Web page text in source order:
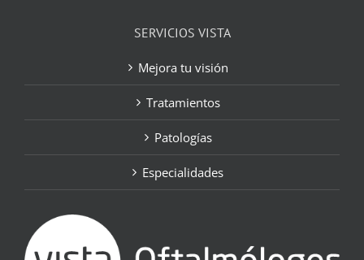
SERVICIOS VISTA
Mejora tu visión
Tratamientos
Patologías
Especialidades